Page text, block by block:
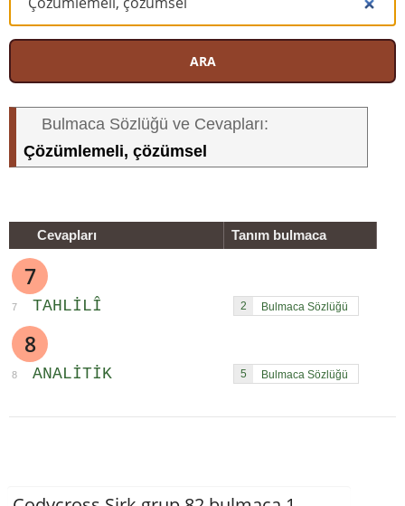
ARA
Bulmaca Sözlüğü ve Cevapları:
Çözümlemeli, çözümsel
Cevapları Tanım bulmaca
7
7 TAHLILÎ 2
8
8 ANALITIK 5